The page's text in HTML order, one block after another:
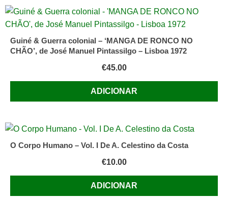
Guiné & Guerra colonial – ‘MANGA DE RONCO NO
CHÃO’, de José Manuel Pintassilgo – Lisboa 1972
€45.00
ADICIONAR
O Corpo Humano – Vol. I De A. Celestino da Costa
€10.00
ADICIONAR